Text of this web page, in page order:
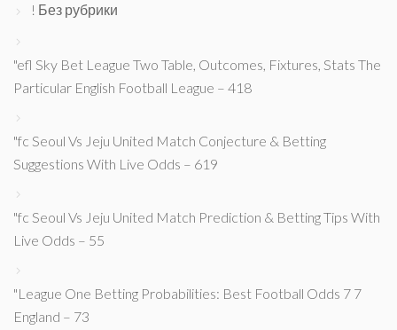
! Без рубрики
"efl Sky Bet League Two Table, Outcomes, Fixtures, Stats The
Particular English Football League – 418
"fc Seoul Vs Jeju United Match Conjecture & Betting
Suggestions With Live Odds – 619
"fc Seoul Vs Jeju United Match Prediction & Betting Tips With
Live Odds – 55
"League One Betting Probabilities: Best Football Odds 7 7
England – 73